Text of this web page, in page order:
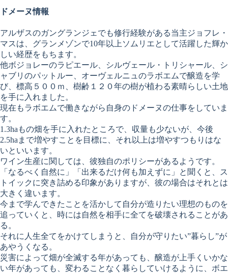
ドメーヌ情報
アルザスのガングランジェでも修行経験がある当主ジョフレ・
マスは、グランメゾンで10年以上ソムリエとして活躍した輝か
しい経歴をもちます。
他ボジョレーのラピエール、シルヴェール・トリシャール、シ
ャブリのパットルー、オーヴェルニュのラボエムで醸造を学
び、標高５００ｍ、樹齢１２０年の樹が植わる素晴らしい土地
を手に入れました。
現在もラボエムで働きながら自身のドメーヌの仕事をしていま
す。
1.3haもの畑を手に入れたところで、収量も少ないが、今後
2.5haまで増やすことを目標に、それ以上は増やすつもりはな
いといいます。
ワイン生産に関しては、彼独自のポリシーがあるようです。
「なるべく自然に」「出来るだけ何も加えずに」と聞くと、ス
トイックに突き詰める印象がありますが、彼の場合はそれとは
大きく違います。
今まで学んできたことを活かして自分が造りたい理想のものを
追っていくと、時には自然を相手に全てを破壊されることがあ
る。
それに人生全てをかけてしまうと、自分が守りたい”暮らし”が
あやうくなる。
災害によって畑が全滅する年があっても、醸造が上手くいかな
い年があっても、変わることなく暮らしていけるように、ボエ